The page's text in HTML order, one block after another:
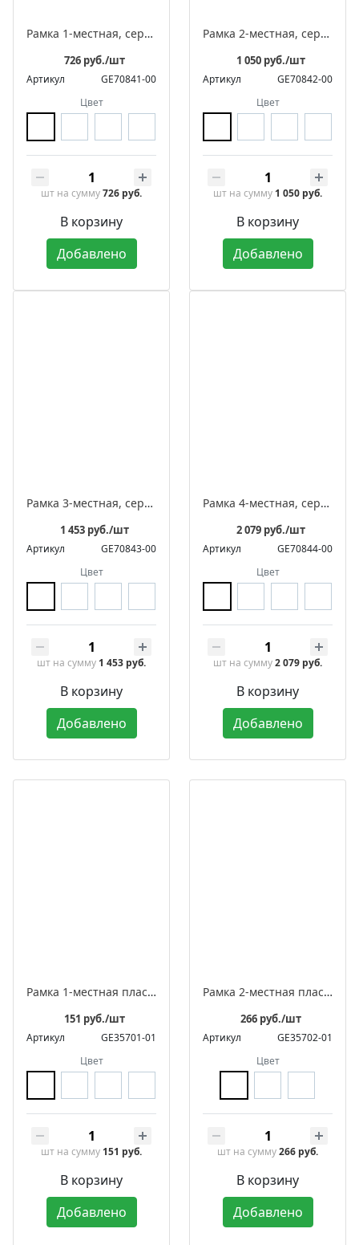
Рамка 1-местная, серия ЛАХТА «СенатЪ», овал
726 руб./шт
Артикул
GE70841-00
Цвет
шт на сумму726 руб.
В корзину
Добавлено
Рамка 2-местная, серия ЛАХТА «СенатЪ», овал
1 050 руб./шт
Артикул
GE70842-00
Цвет
шт на сумму 1 050 руб.
В корзину
Добавлено
Рамка 3-местная, серия ЛАХТА «СенатЪ», овал
1 453 руб./шт
Артикул
GE70843-00
Цвет
шт на сумму 1 453 руб.
В корзину
Добавлено
Рамка 4-местная, серия ЛАХТА «СенатЪ», овал
2 079 руб./шт
Артикул
GE70844-00
Цвет
шт на сумму2 079 руб.
В корзину
Добавлено
Рамка 1-местная пластиковая встраиваемая, серия ЛАХТА «Геометрика», овал
151 руб./шт
Артикул
GE35701-01
Цвет
шт на сумму 151 руб.
В корзину
Добавлено
Рамка 2-местная пластиковая встраиваемая, серия ЛАХТА «Геометрика», овал
266 руб./шт
Артикул
GE35702-01
Цвет
шт на сумму266 руб.
В корзину
Добавлено